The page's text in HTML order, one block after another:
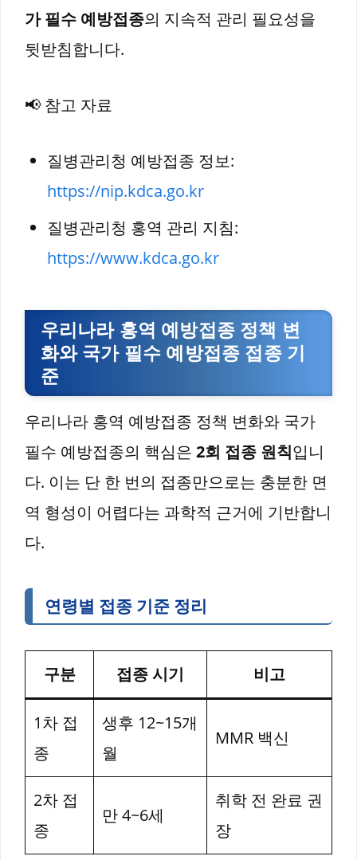
가 필수 예방접종의 지속적 관리 필요성을
뒷받침합니다.
📢 참고 자료
질병관리청 예방접종 정보:
https://nip.kdca.go.kr
질병관리청 홍역 관리 지침:
https://www.kdca.go.kr
우리나라 홍역 예방접종 정책 변
화와 국가 필수 예방접종 접종 기
준
우리나라 홍역 예방접종 정책 변화와 국가
필수 예방접종의 핵심은 2회 접종 원칙입니
다. 이는 단 한 번의 접종만으로는 충분한 면
역 형성이 어렵다는 과학적 근거에 기반합니
다.
연령별 접종 기준 정리
구분 접종 시기 비고
1차 접
종
생후 12~15개
월
MMR 백신
2차 접
종
만 4~6세
취학 전 완료 권
장